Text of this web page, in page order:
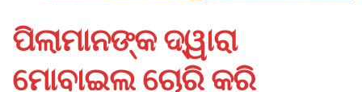
ପିଲାମାନଙ୍କ ଦ୍ୱାରା
ମୋବାଇଲ ଚୋରି କରି